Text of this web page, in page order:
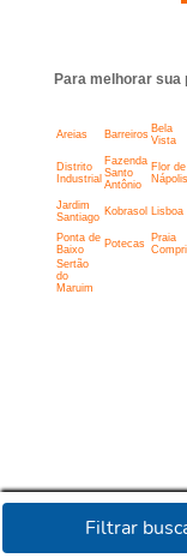
Filtrar
Para melhorar sua
Areias Barreiros Bela
Vista
Distrito
Industrial
Fazenda
Santo
Antônio
Flor de
Nápolis
Jardim
Santiago Kobrasol Lisboa
Ponta de
Baixo
Potecas
Praia
Sertão
do
Maruim